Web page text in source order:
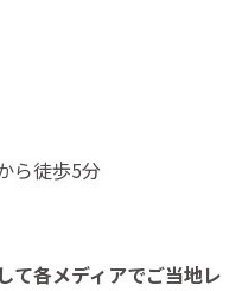
ら徒歩5分
て各メディアでご当地レ